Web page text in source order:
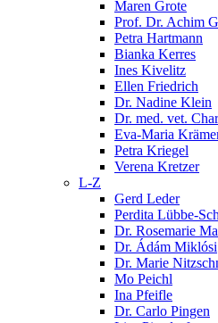
Maren Grote
Prof. Dr. Achim
Petra Hartmann
Bianka Kerres
Ines Kivelitz
Ellen Friedrich
Dr. Nadine Klein
Dr. med. vet.
Eva-Maria
Petra Kriegel
Verena Kretzer
L-Z
Gerd Leder
Perdita Lübbe-
Dr. Rosemarie
Dr. Ádám Miklósi
Dr. Marie
Mo Peichl
Ina Pfeifle
Dr. Carlo Pingen